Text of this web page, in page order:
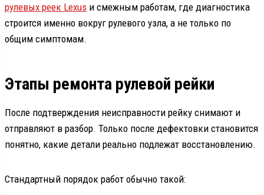
рулевых реек Lexus и смежным работам, где диагностика
строится именно вокруг рулевого узла, а не только по
общим симптомам.
Этапы ремонта рулевой рейки
После подтверждения неисправности рейку снимают и
отправляют в разбор. Только после дефектовки становится
понятно, какие детали реально подлежат восстановлению.
Стандартный порядок работ обычно такой: